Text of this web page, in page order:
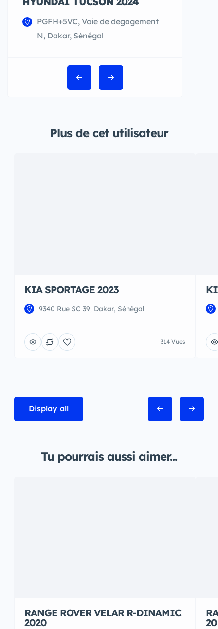
PGFH+5VC, Voie de degagement
N, Dakar, Sénégal
Plus de cet utilisateur
KIA SPORTAGE 2023
9340 Rue SC 39, Dakar, Sénégal
314 Vues
Display all
Tu pourrais aussi aimer...
RANGE ROVER VELAR R-DINAMIC
2020